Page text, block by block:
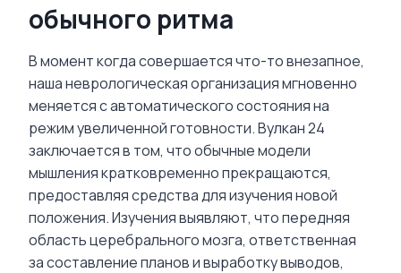
обычного ритма
В момент когда совершается что-то внезапное,
наша неврологическая организация мгновенно
меняется с автоматического состояния на
режим увеличенной готовности. Вулкан 24
заключается в том, что обычные модели
мышления кратковременно прекращаются,
предоставляя средства для изучения новой
положения. Изучения выявляют, что передняя
область церебрального мозга, ответственная
за составление планов и выработку выводов,